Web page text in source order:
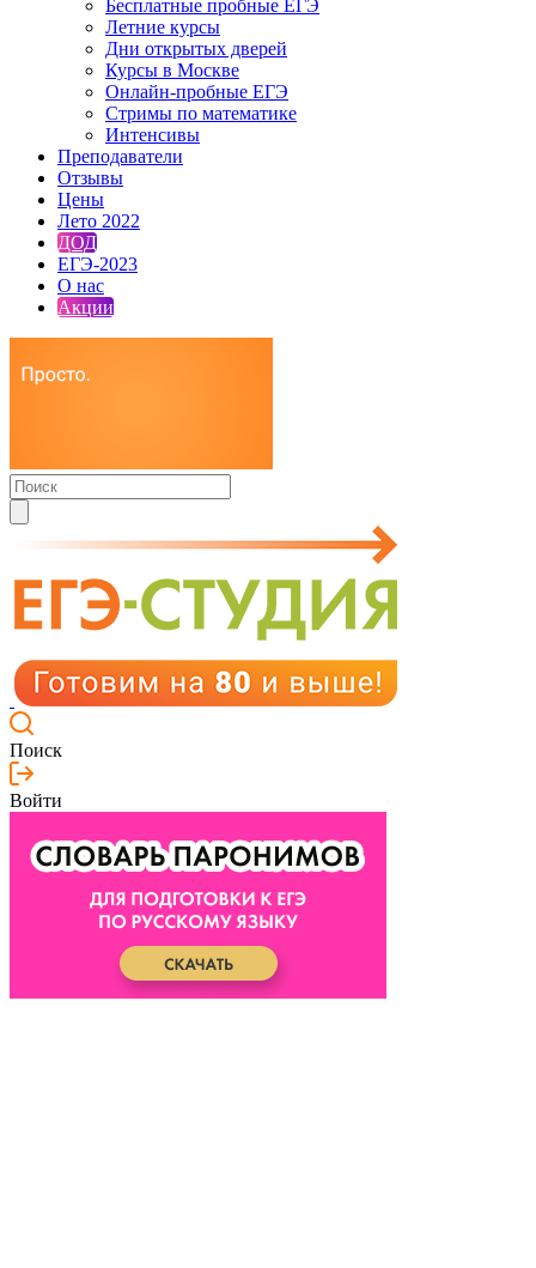
Бесплатные пробные ЕГЭ
Летние курсы
Дни открытых дверей
Курсы в Москве
Онлайн-пробные ЕГЭ
Стримы по математике
Интенсивы
Преподаватели
Отзывы
Цены
Лето 2022
ДОД
ЕГЭ-2023
О нас
Акции
Поиск
Войти